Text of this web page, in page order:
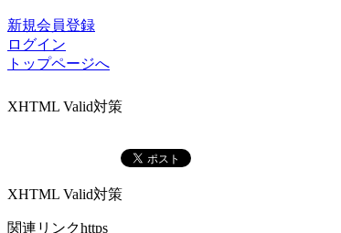
新規会員登録
ログイン
トップページへ
XHTML Valid対策
XHTML Valid対策
関連リンクhttps